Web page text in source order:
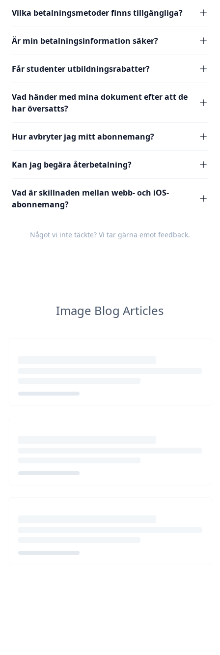
Vilka betalningsmetoder finns tillgängliga?
Är min betalningsinformation säker?
Får studenter utbildningsrabatter?
Vad händer med mina dokument efter att de
har översatts?
Hur avbryter jag mitt abonnemang?
Kan jag begära återbetalning?
Vad är skillnaden mellan webb- och iOS-
abonnemang?
Något vi inte täckte? Vi tar gärna emot feedback.
Image Blog Articles